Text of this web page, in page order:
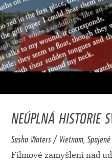
NEÚPLNÁ HISTORIE
Sasha Waters / Vietnam,
Filmové zamyšlení nad